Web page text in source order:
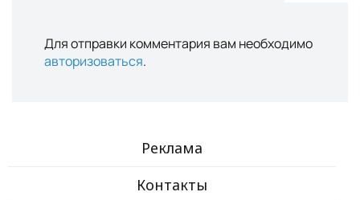
Для отправки комментария вам необходимо
авторизоваться.
Реклама
Контакты